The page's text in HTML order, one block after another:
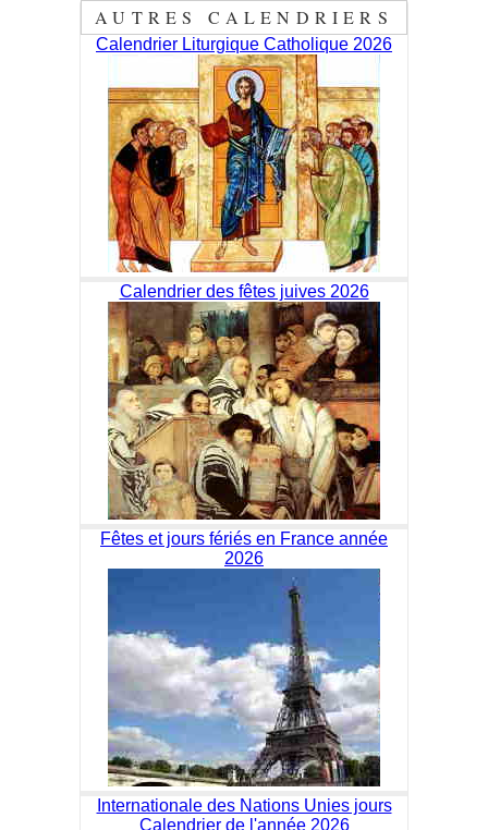
AUTRES CALENDRIERS
Calendrier Liturgique Catholique 2026
Calendrier des fêtes juives 2026
Fêtes et jours fériés en France année
2026
Internationale des Nations Unies jours
Calendrier de l'année 2026